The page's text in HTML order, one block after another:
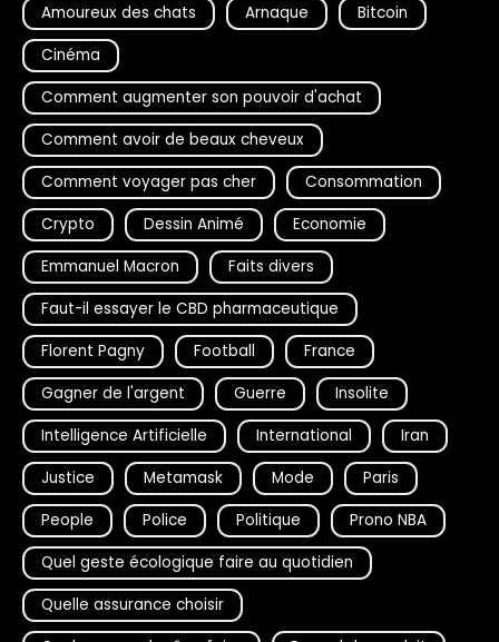
Amoureux des chats
Arnaque
Bitcoin
Cinéma
Comment augmenter son pouvoir d'achat
Comment avoir de beaux cheveux
Comment voyager pas cher
Consommation
Crypto
Dessin Animé
Economie
Emmanuel Macron
Faits divers
Faut-il essayer le CBD pharmaceutique
Florent Pagny
Football
France
Gagner de l'argent
Guerre
Insolite
Intelligence Artificielle
International
Iran
Justice
Metamask Mode
Paris
People
Police Politique
Prono NBA
Quel geste écologique faire au quotidien
Quelle assurance choisir